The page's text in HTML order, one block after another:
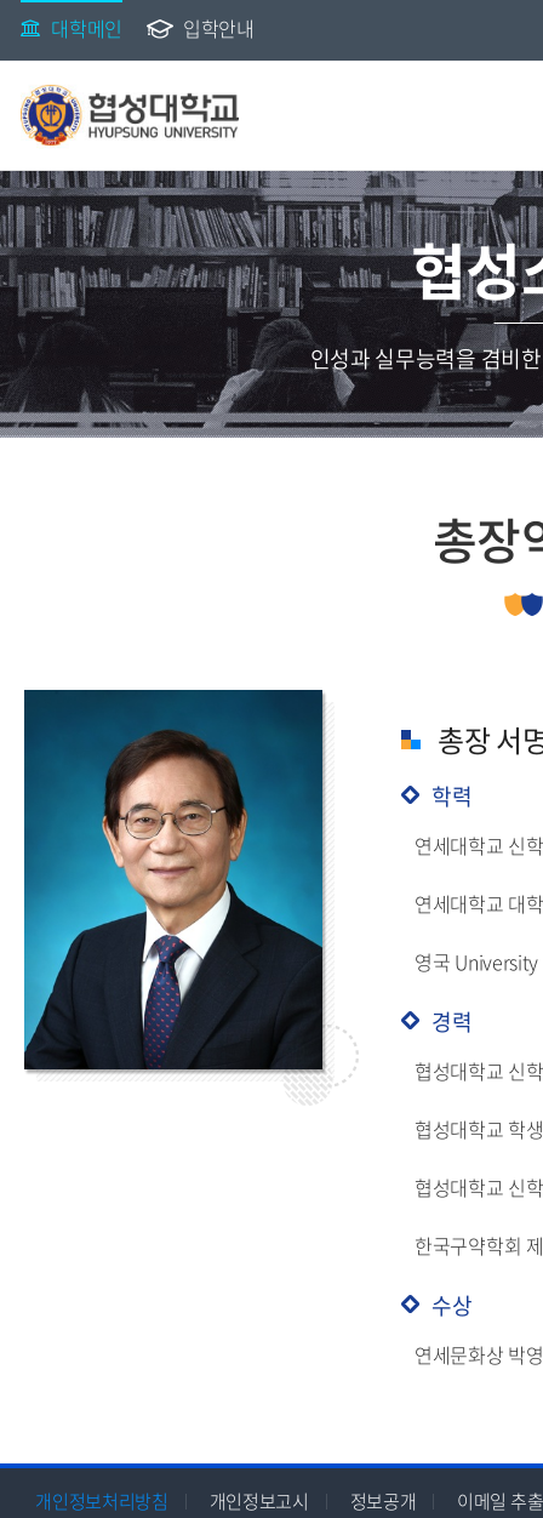
대학메인 입학안내
협성
인성과 실무능력을 겸비
총장
총장 서
학력
연세대학교 신
연세대학교 대
영국
경력
협성대학교 신
협성대학교 학
협성대학교 신
한국구약학회
수상
연세문화상 박
개인정보처리방침 개인정보고시 정보공개
이메일 추